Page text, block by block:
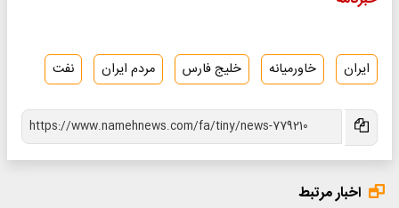
ایران خاورمیانه خلیج فارس مردم ایران نفت
اخبار مرتبط